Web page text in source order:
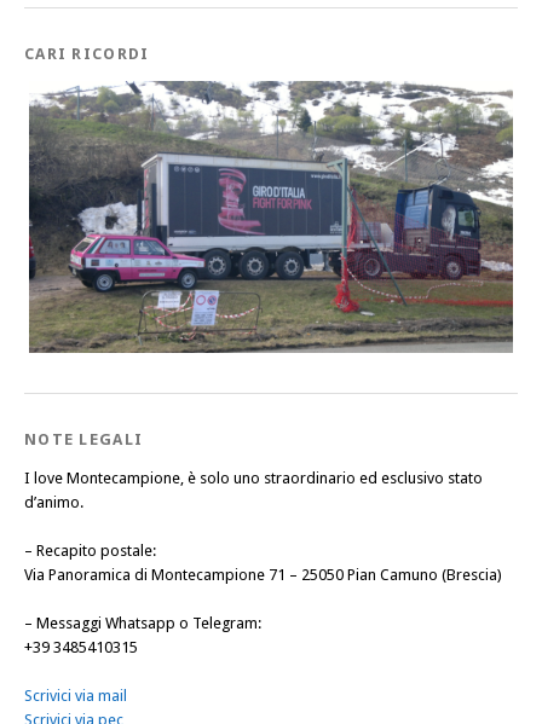
CARI RICORDI
NOTE LEGALI
I love Montecampione, è solo uno straordinario ed esclusivo stato
d’animo.
– Recapito postale:
Via Panoramica di Montecampione 71 – 25050 Pian Camuno (Brescia)
– Messaggi Whatsapp o Telegram:
+39 3485410315
Scrivici via mail
Scrivici via pec